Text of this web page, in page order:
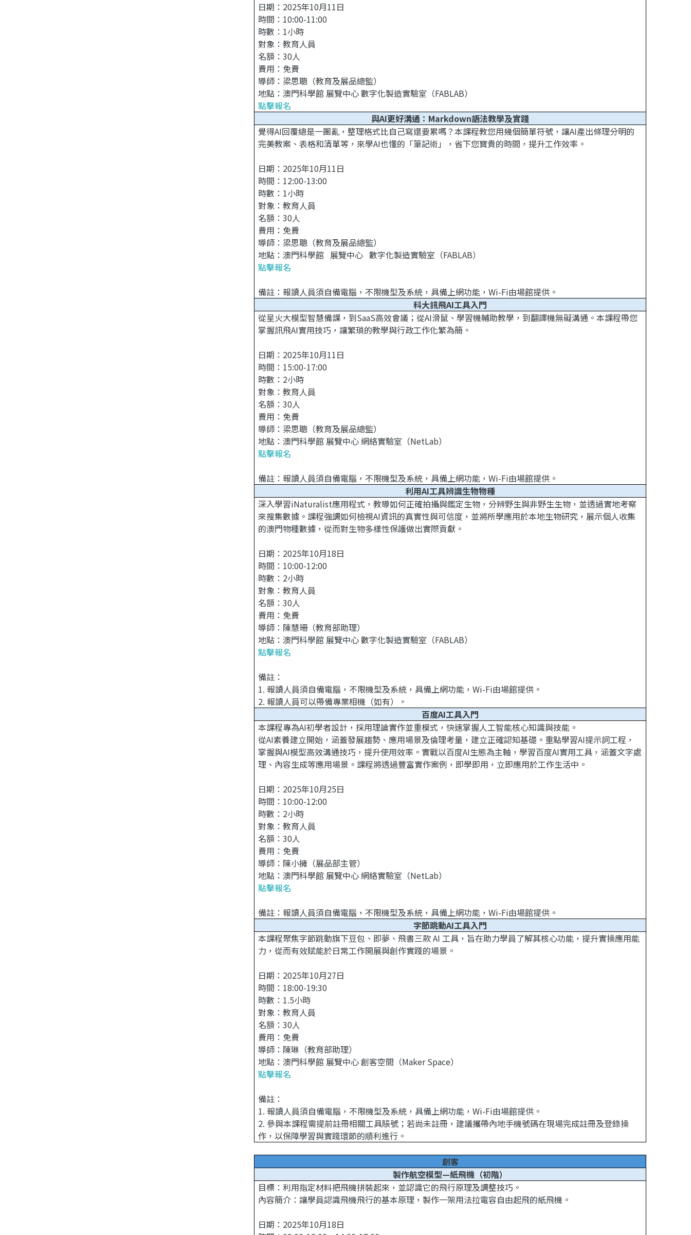
日期：2025年10月11日
時間：10:00-11:00
時數：1小時
對象：教育人員
名額：30人
費用：免費
導師：梁思聰（教育及展品總監）
地點：澳門科學館 展覽中心 數字化製造實驗室（FABLAB）
點擊報名
與AI更好溝通：Markdown語法教學及實踐
覺得AI回覆總是一團亂，整理格式比自己寫還要累嗎？本課程教您用幾個簡單符號，讓AI產出條理分明的
完美教案、表格和清單等，來學AI也懂的「筆記術」，省下您寶貴的時間，提升工作效率。
日期：2025年10月11日
時間：12:00-13:00
時數：1小時
對象：教育人員
名額：30人
費用：免費
導師：梁思聰（教育及展品總監）
地點：澳門科學館 展覽中心 數字化製造實驗室（FABLAB）
點擊報名
備註： 報讀人員須自備電腦，不限機型及系統，具備上網功能，Wi-Fi由場館提供。
科大訊飛AI工具入門
從星火大模型智慧備課，到SaaS高效會議；從AI滑鼠、學習機輔助教學，到翻譯機無礙溝通。本課程帶您
掌握訊飛AI實用技巧，讓繁瑣的教學與行政工作化繁為簡。
日期：2025年10月11日
時間：15:00-17:00
時數：2小時
對象：教育人員
名額：30人
費用：免費
導師：梁思聰（教育及展品總監）
地點：澳門科學館 展覽中心 網絡實驗室（NetLab）
點擊報名
備註：報讀人員須自備電腦，不限機型及系統，具備上網功能，Wi-Fi由場館提供。
利用AI工具辨識生物物種
深入學習iNaturalist應用程式，教導如何正確拍攝與鑑定生物，分辨野生與非野生生物，並透過實地考察
來搜集數據。課程強調如何檢視AI資訊的真實性與可信度，並將所學應用於本地生物研究，展示個人收集
的澳門物種數據，從而對生物多樣性保護做出實際貢獻。
日期：2025年10月18日
時間：10:00-12:00
時數：2小時
對象：教育人員
名額：30人
費用：免費
導師：陳慧珊（教育部助理）
地點：澳門科學館 展覽中心 數字化製造實驗室（FABLAB）
點擊報名
備註：
1. 報讀人員須自備電腦，不限機型及系統，具備上網功能，Wi-Fi由場館提供。
2. 報讀人員可以帶備專業相機（如有）。
百度AI工具入門
本課程專為AI初學者設計，採用理論實作並重模式，快速掌握人工智能核心知識與技能。
從AI素養建立開始，涵蓋發展趨勢、應用場景及倫理考量，建立正確認知基礎。重點學習AI提示詞工程，
掌握與AI模型高效溝通技巧，提升使用效率。實戰以百度AI生態為主軸，學習百度AI實用工具，涵蓋文字處
理、內容生成等應用場景。課程將透過豐富實作案例，即學即用，立即應用於工作生活中。
日期：2025年10月25日
時間：10:00-12:00
時數：2小時
對象：教育人員
名額：30人
費用：免費
導師：陳小擁（展品部主管）
地點：澳門科學館 展覽中心 網絡實驗室（NetLab）
點擊報名
備註：報讀人員須自備電腦，不限機型及系統，具備上網功能，Wi-Fi由場館提供。
字節跳動AI工具入門
本課程聚焦字節跳動旗下豆包、即夢、飛書三款 AI 工具，旨在助力學員了解其核心功能，提升實操應用能
力，從而有效賦能於日常工作開展與創作實踐的場景。
日期：2025年10月27日
時間：18:00-19:30
時數：1.5小時
對象：教育人員
名額：30人
費用：免費
導師：陳琳（教育部助理）
地點：澳門科學館 展覽中心 創客空間（Maker Space）
點擊報名
備註：
1. 報讀人員須自備電腦，不限機型及系統，具備上網功能，Wi-Fi由場館提供。
2. 參與本課程需提前註冊相關工具賬號；若尚未註冊，建議攜帶內地手機號碼在現場完成註冊及登錄操
作，以保障學習與實踐環節的順利進行。
創客
製作航空模型—紙飛機（初階）
目標：利用指定材料把飛機拼裝起來，並認識它的飛行原理及調整技巧。
內容簡介：讓學員認識飛機飛行的基本原理，製作一架用法拉電容自由起飛的紙飛機。
日期：2025年10月18日